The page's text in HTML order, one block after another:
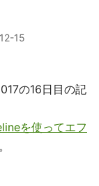
15
の16日目の記
を使ってエフ